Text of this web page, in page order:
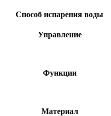
Способ испарения воды
Управление
Функции
Материал